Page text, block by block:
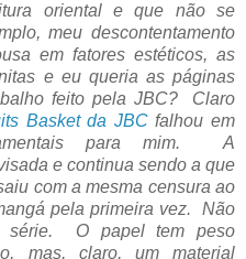
oriental e que não se
meu descontentamento
em fatores estéticos, as
e eu queria as páginas
feito pela JBC? Claro
Basket da JBCfalhou em
para mim. A
e continua sendo a que
com a mesma censura ao
pela primeira vez. Não
série. O papel tem peso
mas, claro, um material